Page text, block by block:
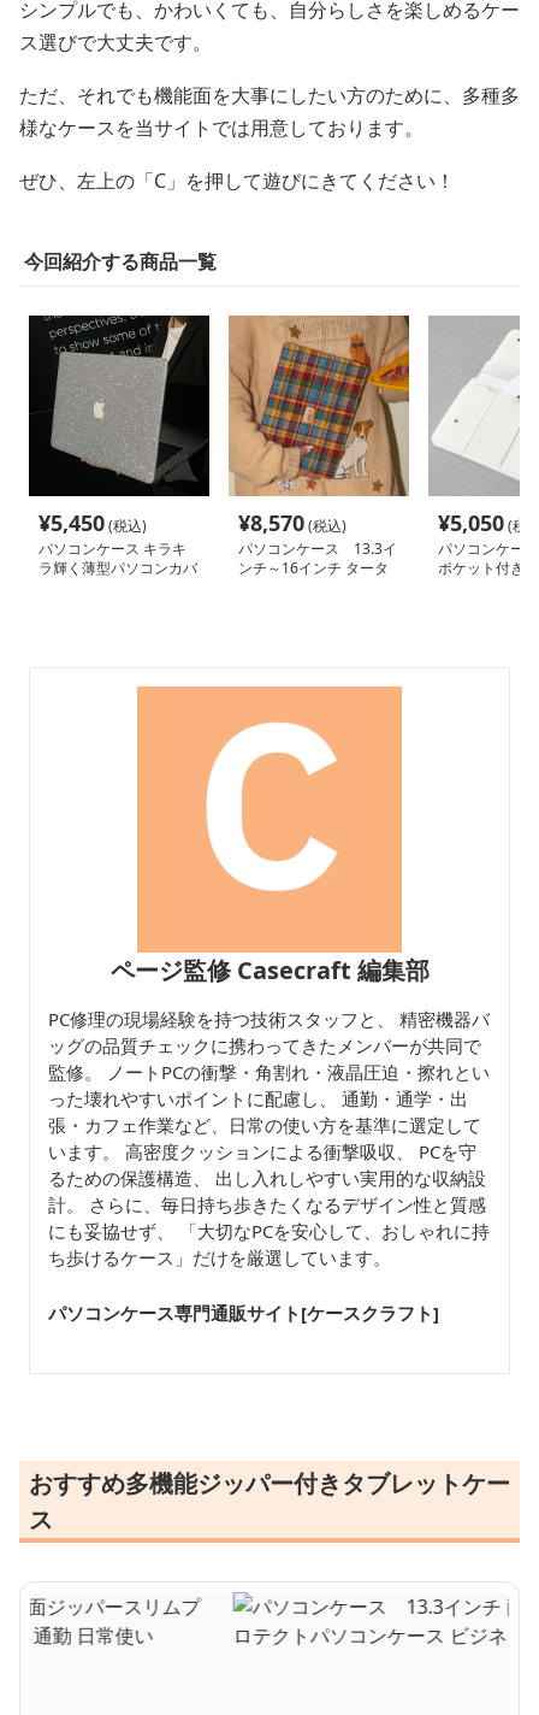
シンプルでも、かわいくても、自分らしさを楽しめるケー
ス選びで大丈夫です。
ただ、それでも機能面を大事にしたい方のために、多種多
様なケースを当サイトでは用意しております。
ぜひ、左上の「C」を押して遊びにきてください！
今回紹介する商品一覧
¥5,450(税込)
パソコンケース キラキ
ラ輝く薄型パソコンカバ
¥8,570(税込)
パソコンケース 13.3イ
ンチ～16インチ タータ
¥5,050(税
パソコンケー
ポケット付き
ページ監修 Casecraft 編集部
PC修理の現場経験を持つ技術スタッフと、 精密機器バ
ッグの品質チェックに携わってきたメンバーが共同で
監修。 ノートPCの衝撃・角割れ・液晶圧迫・擦れとい
った壊れやすいポイントに配慮し、 通勤・通学・出
張・カフェ作業など、日常の使い方を基準に選定して
います。 高密度クッションによる衝撃吸収、 PCを守
るための保護構造、 出し入れしやすい実用的な収納設
計。 さらに、毎日持ち歩きたくなるデザイン性と質感
にも妥協せず、 「大切なPCを安心して、おしゃれに持
ち歩けるケース」だけを厳選しています。
パソコンケース専門通販サイト[ケースクラフト]
おすすめ多機能ジッパー付きタブレットケー
ス